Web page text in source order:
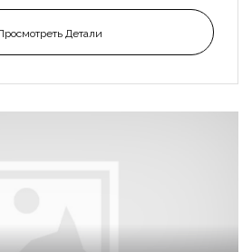
Детали